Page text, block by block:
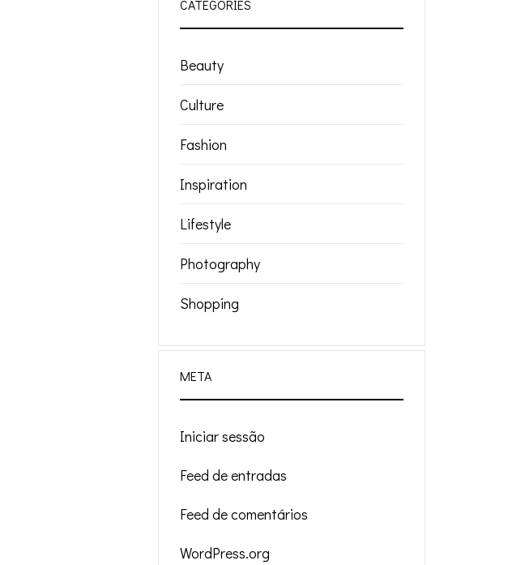
CATEGORIES
Beauty
Culture
Fashion
Inspiration
Lifestyle
Photography
Shopping
META
Iniciar sessão
Feed de entradas
Feed de comentários
WordPress.org